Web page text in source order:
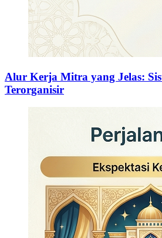
Alur Kerja Mitra yang Jelas:
Terorganisir